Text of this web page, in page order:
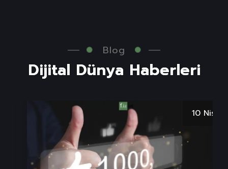
Blog
Dijital Dünya Haberleri
10 Nis